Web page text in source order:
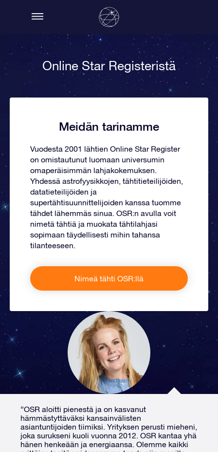
Online Star Registeristä
Meidän tarinamme
Vuodesta 2001 lähtien Online Star Register
on omistautunut luomaan universumin
omaperäisimmän lahjakokemuksen.
Yhdessä astrofyysikkojen, tähtitieteilijöiden,
datatieteilijöiden ja
supertähtisuunnittelijoiden kanssa tuomme
tähdet lähemmäs sinua. OSR:n avulla voit
nimetä tähtiä ja muokata tähtilahjasi
sopimaan täydellisesti mihin tahansa
tilanteeseen.
Nimeä tähti OSR:llä
”OSR aloitti pienestä ja on kasvanut
hämmästyttäväksi kansainvälisten
asiantuntijoiden tiimiksi. Yrityksen perusti mieheni,
joka surukseni kuoli vuonna 2012. OSR kantaa yhä
hänen henkeään ja energiaansa. Olemme kaikki